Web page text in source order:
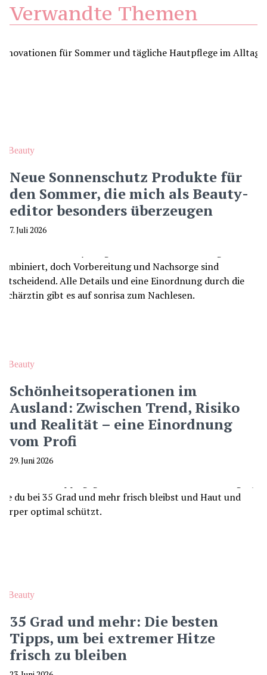
Verwandte Themen
Beauty
Neue Sonnenschutz Produkte für
den Sommer, die mich als Beauty-
editor besonders überzeugen
7. Juli 2026
Beauty
Schönheitsoperationen im
Ausland: Zwischen Trend, Risiko
und Realität – eine Einordnung
vom Profi
29. Juni 2026
Beauty
35 Grad und mehr: Die besten
Tipps, um bei extremer Hitze
frisch zu bleiben